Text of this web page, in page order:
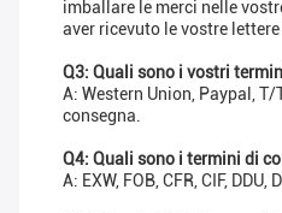
imballare le merci nelle
aver ricevuto le vostre
Q3: Quali sono i vostri
A: Western Union, Paypal, T/
consegna.
Q4: Quali sono i termini di
A: EXW, FOB, CFR, CIF, DDU,